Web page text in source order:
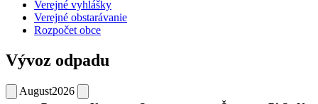
Verejné vyhlášky
Verejné obstarávanie
Rozpočet obce
Vývoz odpadu
August2026